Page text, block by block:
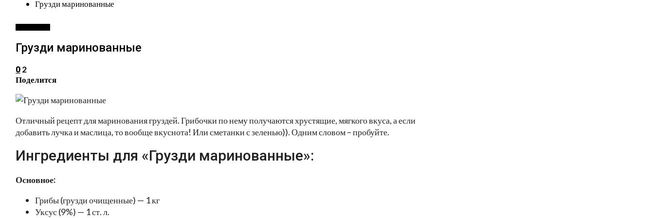
Грузди маринованные
Грузди маринованные
0 2
Поделится
Отличный рецепт для маринования груздей. Грибочки по нему получаются хрустящие, мягкого вкуса, а если
добавить лучка и маслица, то вообще вкуснота! Или сметанки с зеленью)). Одним словом – пробуйте.
Ингредиенты для «Грузди маринованные»:
Основное:
Грибы (грузди очищенные) — 1 кг
Уксус (9%) — 1 ст. л.